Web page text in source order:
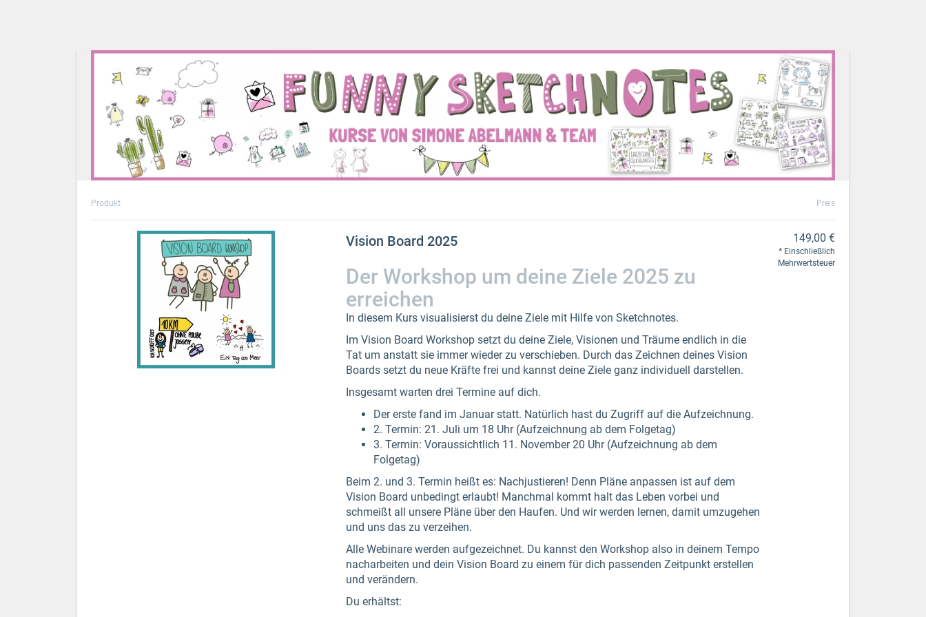
Produkt Preis
Vision Board 2025
Der Workshop um deine Ziele 2025 zu
erreichen
In diesem Kurs visualisierst du deine Ziele mit Hilfe von Sketchnotes.
Im Vision Board Workshop setzt du deine Ziele, Visionen und Träume endlich in die
Tat um anstatt sie immer wieder zu verschieben. Durch das Zeichnen deines Vision
Boards setzt du neue Kräfte frei und kannst deine Ziele ganz individuell darstellen.
Insgesamt warten drei Termine auf dich.
Der erste fand im Januar statt. Natürlich hast du Zugriff auf die Aufzeichnung.
2. Termin: 21. Juli um 18 Uhr (Aufzeichnung ab dem Folgetag)
3. Termin: Voraussichtlich 11. November 20 Uhr (Aufzeichnung ab dem
Folgetag)
Beim 2. und 3. Termin heißt es: Nachjustieren! Denn Pläne anpassen ist auf dem
Vision Board unbedingt erlaubt! Manchmal kommt halt das Leben vorbei und
schmeißt all unsere Pläne über den Haufen. Und wir werden lernen, damit umzugehen
und uns das zu verzeihen.
Alle Webinare werden aufgezeichnet. Du kannst den Workshop also in deinem Tempo
nacharbeiten und dein Vision Board zu einem für dich passenden Zeitpunkt erstellen
und verändern.
Du erhältst:
149,00 €
Einschließlich
Mehrwertsteuer